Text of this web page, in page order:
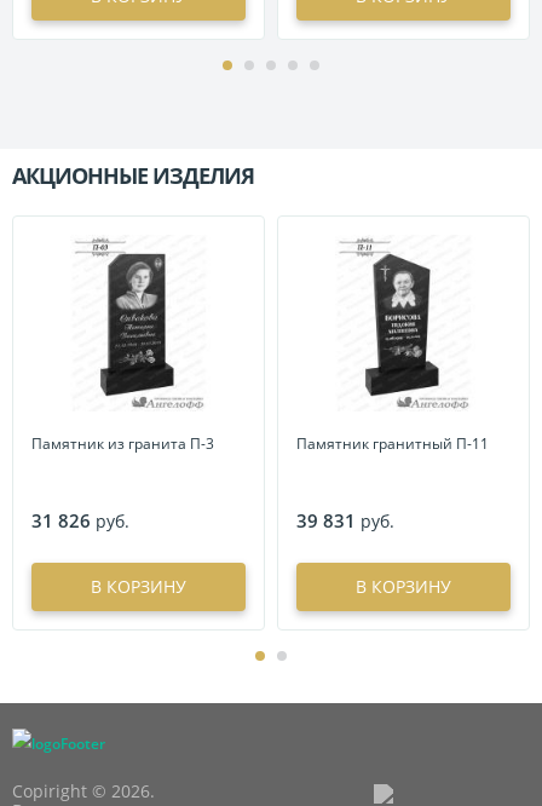
АКЦИОННЫЕ ИЗДЕЛИЯ
Памятник из гранита П-3
31 826 руб.
В КОРЗИНУ
Памятник гранитный П-11
39 831 руб.
В КОРЗИНУ
Copiright © 2026.